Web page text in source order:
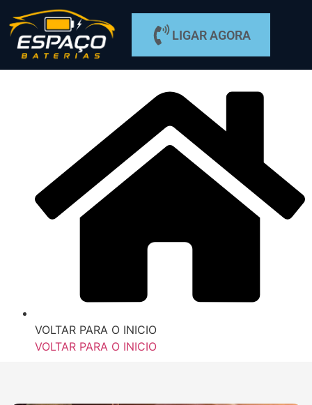
LIGAR AGORA
VOLTAR PARA O INICIO
VOLTAR PARA O INICIO